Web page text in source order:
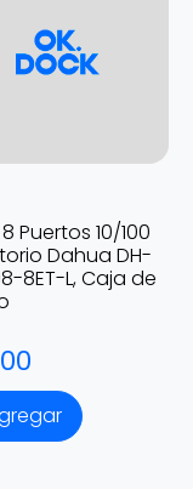
Puertos 10/100
Dahua DH-
8ET-L, Caja de